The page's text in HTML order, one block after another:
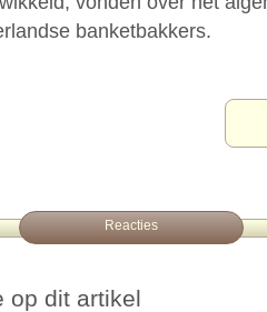
banketbakkers.
Reacties
op dit artikel